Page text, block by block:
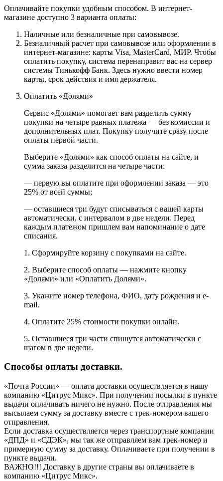
Оплачивайте покупки удобным способом. В интернет-
магазине доступно 3 варианта оплаты:
Наличные или безналичные при самовывозе.
Безналичный расчет при самовывозе или оформлении в
интернет-магазине: карты Visa, MasterCard, МИР. Чтобы
оплатить покупку, система перенаправит вас на сервер
системы Тинькофф Банк. Здесь нужно ввести номер
карты, срок действия и имя держателя.
Оплатить «Долями»
Сервис «Долями» помогает вам разделить сумму
покупки на четыре равных платежа — без комиссии и
дополнительных плат. Покупку получите сразу после
оплаты первой части.
Выберите «Долями» как способ оплаты на сайте, и
сумма заказа разделится на четыре части:
— первую вы оплатите при оформлении заказа — это
25% от всей суммы;
— оставшиеся три будут списываться с вашей карты
автоматически, с интервалом в две недели. Перед
каждым платежом пришлем вам напоминание о дате
списания.
1. Сформируйте корзину с покупками на сайте.
2. Выберите способ оплаты — нажмите кнопку
«Долями» или «Оплатить Долями».
3. Укажите номер телефона, ФИО, дату рождения и e-
mail.
4. Оплатите 25% стоимости покупки онлайн.
5. Оставшиеся три части спишутся автоматически с
шагом в две недели.
Способы оплаты доставки.
«Почта России» — оплата доставки осуществляется в нашу
компанию «Цитрус Микс». При получении посылки в пункте
выдачи оплачивать ничего не нужно. После отправления мы
высылаем сумму за доставку вместе с трек-номером вашего
отправления.
Если доставка осуществляется через транспортные компании
«ДПД» и «СДЭК», мы так же отправляем вам трек-номер и
примерную сумму за доставку. Оплачиваете при получении в
пункте выдачи.
ВАЖНО!!! Доставку в другие страны вы оплачиваете в
компанию «Цитрус Микс».